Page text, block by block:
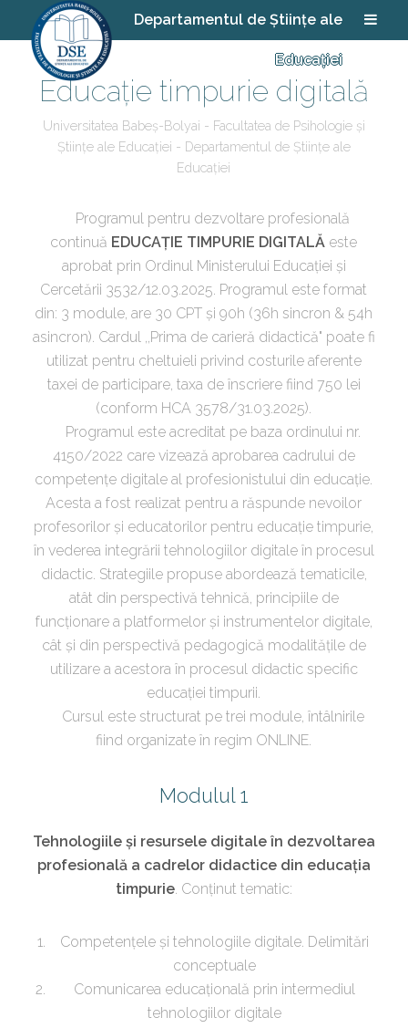
Departamentul de Științe ale
Educației
Educație timpurie digitală
Universitatea Babeș-Bolyai - Facultatea de Psihologie și
Științe ale Educației - Departamentul de Științe ale
Educației
Programul pentru dezvoltare profesională
continuă EDUCAȚIE TIMPURIE DIGITALĂ este
aprobat prin Ordinul Ministerului Educației și
Cercetării 3532/12.03.2025. Programul este format
din: 3 module, are 30 CPT și 90h (36h sincron & 54h
asincron). Cardul ,,Prima de carieră didactică" poate fi
utilizat pentru cheltuieli privind costurile aferente
taxei de participare, taxa de înscriere fiind 750 lei
(conform HCA 3578/31.03.2025).
Programul este acreditat pe baza ordinului nr.
4150/2022 care vizează aprobarea cadrului de
competențe digitale al profesionistului din educație.
Acesta a fost realizat pentru a răspunde nevoilor
profesorilor și educatorilor pentru educație timpurie,
în vederea integrării tehnologiilor digitale în procesul
didactic. Strategiile propuse abordează tematicile,
atât din perspectivă tehnică, principiile de
funcționare a platformelor și instrumentelor digitale,
cât și din perspectivă pedagogică modalitățile de
utilizare a acestora în procesul didactic specific
educației timpurii.
Cursul este structurat pe trei module, întâlnirile
fiind organizate în regim ONLINE.
Modulul 1
Tehnologiile și resursele digitale în dezvoltarea
profesională a cadrelor didactice din educația
timpurie. Conținut tematic:
Competențele și tehnologiile digitale. Delimitări
conceptuale
Comunicarea educațională prin intermediul
tehnologiilor digitale